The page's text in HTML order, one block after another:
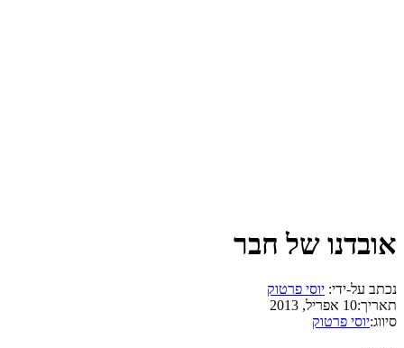
אובדנו של חבר
נכתב על-ידי: יוסי פרטוק
תאריך:10 אפריל, 2013
סיווג:יוסי פרטוק